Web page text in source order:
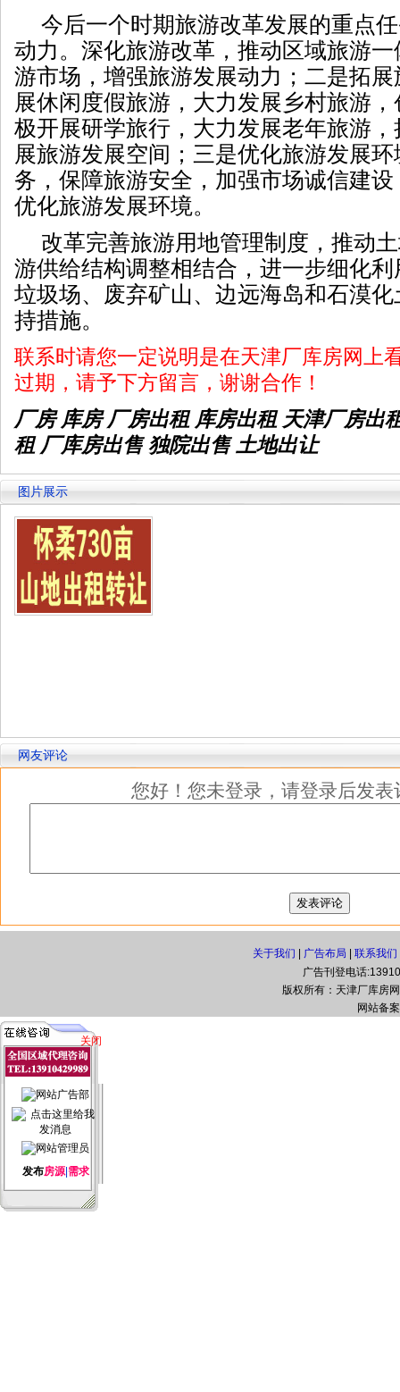
今后一个时期旅游改革发展的重点
动力。深化旅游改革，推动区域旅游
游市场，增强旅游发展动力；二是拓
展休闲度假旅游，大力发展乡村旅游
极开展研学旅行，大力发展老年旅游
展旅游发展空间；三是优化旅游发展
务，保障旅游安全，加强市场诚信建
优化旅游发展环境。
改革完善旅游用地管理制度，推动
游供给结构调整相结合，进一步细化
垃圾场、废弃矿山、边远海岛和石漠
持措施。
联系时请您一定说明是在天津厂库房网上
过期，请予下方留言，谢谢合作！
厂房 库房 厂房出租 库房出租 天津厂房出
租 厂库房出售 独院出售 土地出让
图片展示
网友评论
您好！您未登录，请登录后发
关于我们 广告布局 联系我们
广告刊登电话
版权所有：天津厂库房
网站备
关闭
发布房源| 需求